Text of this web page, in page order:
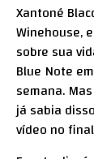
Xantoné
Winehouse,
sobre sua
Blue Note
semana.
já sabia
vídeo no